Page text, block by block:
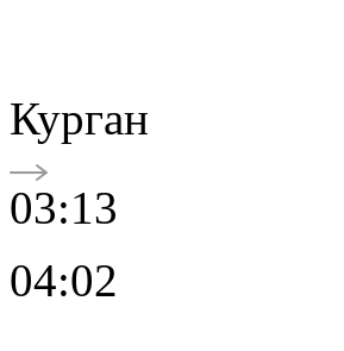
Курган
03:13
04:02